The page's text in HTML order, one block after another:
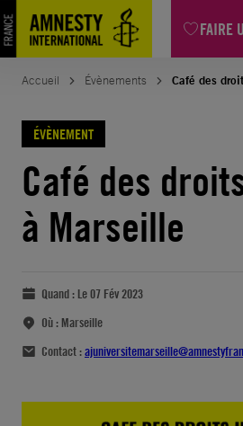
FAIRE
Accueil Évènements Café des
ÉVÈNEMENT
Café des
à Marseille
Quand : Le 07 Fév 2023
Où : Marseille
Contact :